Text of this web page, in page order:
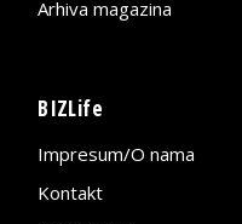
Arhiva magazina
BIZLife
Impresum/O nama
Kontakt